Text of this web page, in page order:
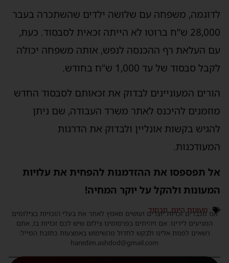
לדוגמה, משפחה עם שלושה ילדים שהשתכרה בעבר
28,000 ש”ח ברוטו לא הייתה זכאית לסבסוד. כעת,
עם העלאת רף ההכנסה לנפש, אותה משפחה יכולה
לקבל סבסוד של עד 1,000 ש”ח בחודש.
הורים המעוניינים לבדוק את זכאותם לסבסוד החדש
מוזמנים להיכנס לאתר משרד העבודה, שם ניתן
להגיש בקשות אונליין ולבדוק את הדרגות
המעודכנות.
אל תפספסו את ההזדמנות להפחית את עלויות
המעונות ולהקל על יוקר המחיה!
מעונות היום,סבסוד
אנו מכבדים זכויות יוצרים ועושים מאמץ לאתר את בעלי הזכויות בצילומים
המגיעים לידינו. אם זיהיתים בפרסומינו צילום שיש לכם זכויות בו, אתם
רשאים לפנות אלינו ולבקש לחדול מהשימוש באמצעות כתובת המייל:
haredim.ashdod@gmail.com